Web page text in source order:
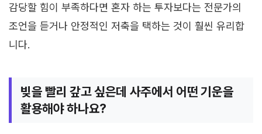
감당할 힘이 부족하다면 혼자 하는 투자보다는 전문가의
조언을 듣거나 안정적인 저축을 택하는 것이 훨씬 유리합
니다.
빚을 빨리 갚고 싶은데 사주에서 어떤 기운을
활용해야 하나요?